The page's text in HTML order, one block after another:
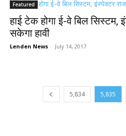
Featured
हाई टेक होगा ई-वे बिल सिस्टम,
सकेगा हावी
Lenden News - July 14, 2017
5,834 5,835